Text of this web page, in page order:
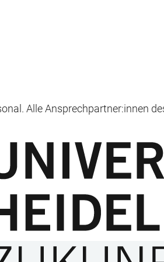
Alle Ansprechpartner:innen